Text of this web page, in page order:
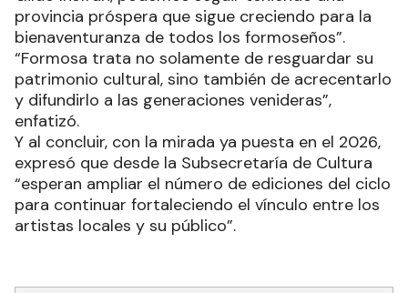
provincia próspera que sigue creciendo para la
bienaventuranza de todos los formoseños”.
“Formosa trata no solamente de resguardar su
patrimonio cultural, sino también de acrecentarlo
y difundirlo a las generaciones venideras”,
enfatizó.
Y al concluir, con la mirada ya puesta en el 2026,
expresó que desde la Subsecretaría de Cultura
“esperan ampliar el número de ediciones del ciclo
para continuar fortaleciendo el vínculo entre los
artistas locales y su público”.